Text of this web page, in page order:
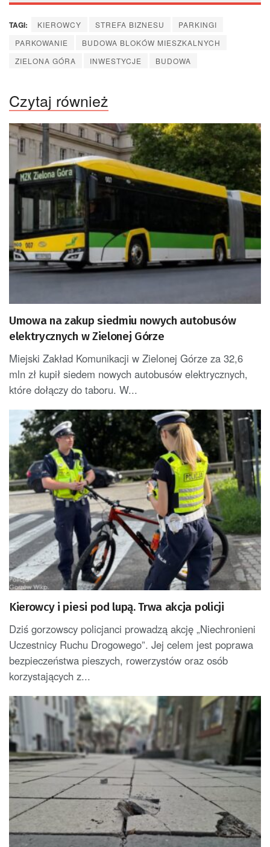
TAGI: KIEROWCY STREFA BIZNESU
PARKINGI
PARKOWANIE
BUDOWA BLOKÓW MIESZKALNYCH
ZIELONA GÓRA
INWESTYCJE BUDOWA
Czytaj również
Umowa na zakup siedmiu nowych autobusów
elektrycznych w Zielonej Górze
Miejski Zakład Komunikacji w Zielonej Górze za 32,6
mln zł kupił siedem nowych autobusów elektrycznych,
które dołączy do taboru. W...
Kierowcy i piesi pod lupą. Trwa akcja policji
Dziś gorzowscy policjanci prowadzą akcję „Niechronieni
Uczestnicy Ruchu Drogowego”. Jej celem jest poprawa
bezpieczeństwa pieszych, rowerzystów oraz osób
korzystających z...